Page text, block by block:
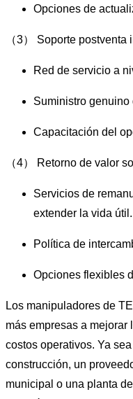
Opciones de
（3） Soporte postventa
Red de servicio a
Suministro genuino
Capacitación del
（4） Retorno de valor
Servicios de
extender la vida útil.
Política de
Opciones flexibles
Los manipuladores de
más empresas a
costos operativos. Ya
construcción, un
municipal o una planta